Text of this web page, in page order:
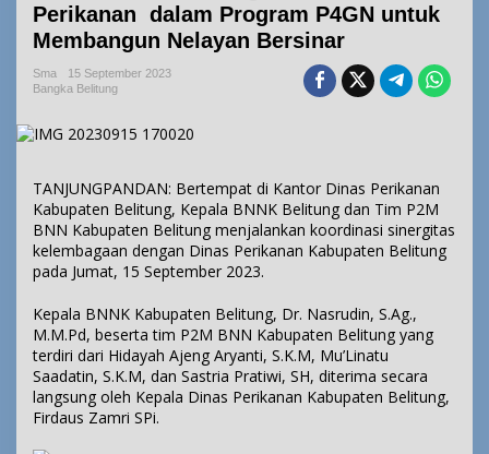
Perikanan dalam Program P4GN untuk
Membangun Nelayan Bersinar
Sma
15 September 2023
Bangka Belitung
TANJUNGPANDAN: Bertempat di Kantor Dinas Perikanan
Kabupaten Belitung, Kepala BNNK Belitung dan Tim P2M
BNN Kabupaten Belitung menjalankan koordinasi sinergitas
kelembagaan dengan Dinas Perikanan Kabupaten Belitung
pada Jumat, 15 September 2023.
Kepala BNNK Kabupaten Belitung, Dr. Nasrudin, S.Ag.,
M.M.Pd, beserta tim P2M BNN Kabupaten Belitung yang
terdiri dari Hidayah Ajeng Aryanti, S.K.M, Mu’Linatu
Saadatin, S.K.M, dan Sastria Pratiwi, SH, diterima secara
langsung oleh Kepala Dinas Perikanan Kabupaten Belitung,
Firdaus Zamri SPi.